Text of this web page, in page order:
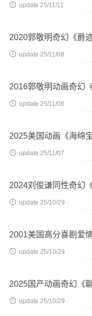
 update 25/11/11
2020郭敬明奇幻《爵
 update 25/11/08
2016郭敬明动画奇幻
 update 25/11/08
2025美国动画《海绵
 update 25/11/07
2024刘俊谦同性奇幻
 update 25/10/29
2001美国高分喜剧爱
 update 25/10/29
2025国产动画奇幻《
 update 25/10/29